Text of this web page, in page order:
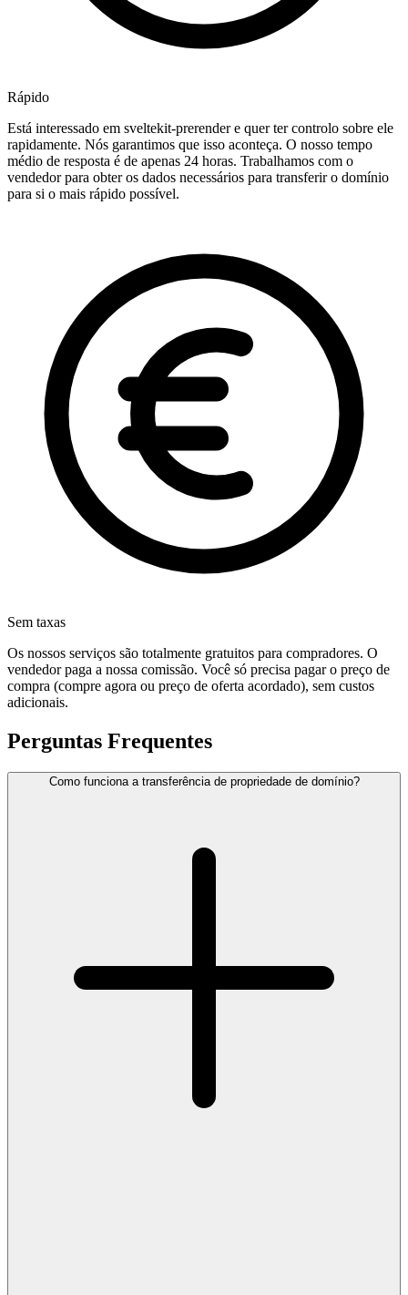
Rápido
Está interessado em sveltekit-prerender e quer ter controlo sobre ele
rapidamente. Nós garantimos que isso aconteça. O nosso tempo
médio de resposta é de apenas 24 horas. Trabalhamos com o
vendedor para obter os dados necessários para transferir o domínio
para si o mais rápido possível.
Sem taxas
Os nossos serviços são totalmente gratuitos para compradores. O
vendedor paga a nossa comissão. Você só precisa pagar o preço de
compra (compre agora ou preço de oferta acordado), sem custos
adicionais.
Perguntas Frequentes
Como funciona a transferência de propriedade de domínio?